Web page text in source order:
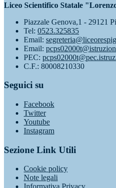
Liceo Scientifico Statale
Piazzale Genova,1 - 29121
Tel: 0523.325835
Email:
Email:
PEC:
C.F.: 80008210330
Seguici su
Facebook
Twitter
Youtube
Instagram
Sezione Link Utili
Cookie policy
Note legali